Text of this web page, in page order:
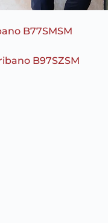
B77SMSM